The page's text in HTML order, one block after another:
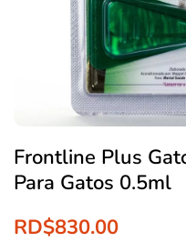
Frontline Plus
Para Gatos 0.5ml
RD$830.00